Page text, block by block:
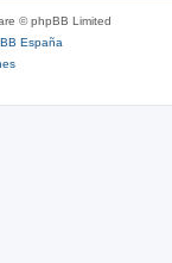
© phpBB Limited
España